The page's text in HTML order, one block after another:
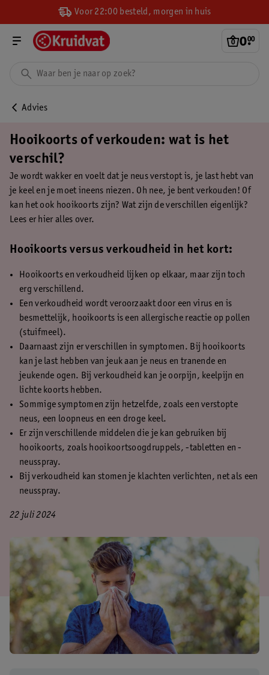
Voor 22:00 besteld, morgen in huis
0.
00
Advies
Hooikoorts of verkouden: wat is het
verschil?
Je wordt wakker en voelt dat je neus verstopt is, je last hebt van
je keel en je moet ineens niezen. Oh nee, je bent verkouden! Of
kan het ook hooikoorts zijn? Wat zijn de verschillen eigenlijk?
Lees er hier alles over.
Hooikoorts versus verkoudheid in het kort:
Hooikoorts en verkoudheid lijken op elkaar, maar zijn toch
erg verschillend.
Een verkoudheid wordt veroorzaakt door een virus en is
besmettelijk, hooikoorts is een allergische reactie op pollen
(stuifmeel).
Daarnaast zijn er verschillen in symptomen. Bij hooikoorts
kan je last hebben van jeuk aan je neus en tranende en
jeukende ogen. Bij verkoudheid kan je oorpijn, keelpijn en
lichte koorts hebben.
Sommige symptomen zijn hetzelfde, zoals een verstopte
neus, een loopneus en een droge keel.
Er zijn verschillende middelen die je kan gebruiken bij
hooikoorts, zoals hooikoortsoogdruppels, -tabletten en -
neusspray.
Bij verkoudheid kan stomen je klachten verlichten, net als een
neusspray.
22 juli 2024